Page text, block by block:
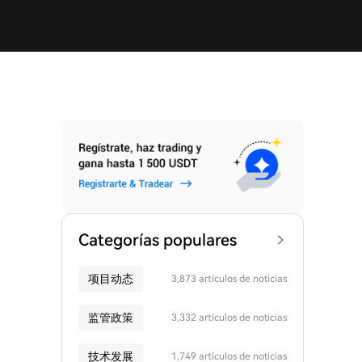
Categorías populares
项目动态 3,873 artículos de noticias
监管政策 3,332 artículos de noticias
技术发展 1,749 artículos de noticias